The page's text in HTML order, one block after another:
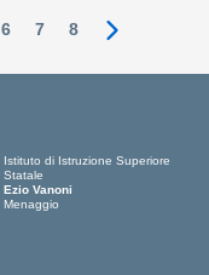
6 7 8 Pagina
Istituto di Istruzione Superiore
Statale
Ezio Vanoni
Menaggio